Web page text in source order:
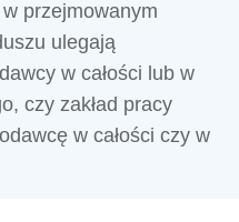
przejmowanym
ulegają
w całości lub w
czy zakład pracy
w całości czy w